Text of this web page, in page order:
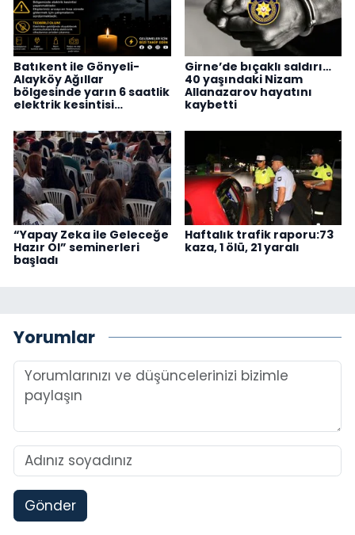
Batıkent ile Gönyeli-
Alayköy Ağıllar
bölgesinde yarın 6 saatlik
elektrik kesintisi…
Girne’de bıçaklı saldırı…
40 yaşındaki Nizam
Allanazarov hayatını
kaybetti
“Yapay Zeka ile Geleceğe
Hazır Ol” seminerleri
başladı
Haftalık trafik raporu:73
kaza, 1 ölü, 21 yaralı
Yorumlar
Gönder